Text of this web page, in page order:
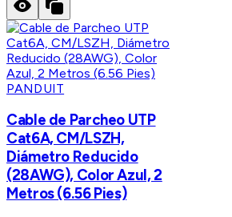
PANDUIT
Cable de Parcheo UTP
Cat6A, CM/LSZH,
Diámetro Reducido
(28AWG), Color Azul, 2
Metros (6.56 Pies)